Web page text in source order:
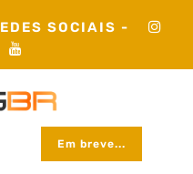
SOCIAIS -
Em breve...